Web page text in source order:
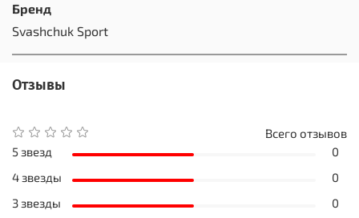
Бренд
Svashchuk Sport
Отзывы
Всего отзывов
5 звезд
0
4 звезды
0
3 звезды
0